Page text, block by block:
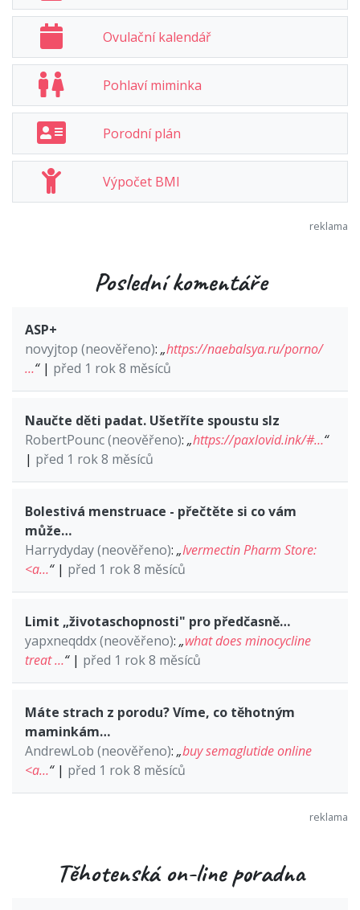
Ovulační kalendář
Pohlaví miminka
Porodní plán
Výpočet BMI
Poslední komentáře
ASP+
novyjtop (neověřeno): „https://naebalsya.ru/porno/
…“| před 1 rok 8 měsíců
Naučte děti padat. Ušetříte spoustu slz
RobertPounc (neověřeno): „https://paxlovid.ink/#…“
| před 1 rok 8 měsíců
Bolestivá menstruace - přečtěte si co vám
může…
Harrydyday (neověřeno): „Ivermectin Pharm Store:
<a…“| před 1 rok 8 měsíců
Limit „životaschopnosti" pro předčasně…
yapxneqddx (neověřeno): „what does minocycline
treat …“| před 1 rok 8 měsíců
Máte strach z porodu? Víme, co těhotným
maminkám…
AndrewLob (neověřeno): „buy semaglutide online
<a…“| před 1 rok 8 měsíců
Těhotenská on-line poradna